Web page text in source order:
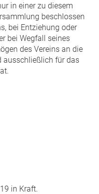
in einer zu diesem
beschlossen
bei Entziehung oder
bei Wegfall seines
des Vereins an die
ausschließlich für das
in Kraft.